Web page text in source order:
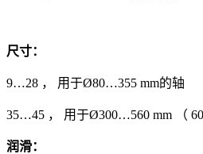
尺寸：
9…28 ， 用于Ø80…355 mm的轴
35…45 ， 用于Ø300…560 mm （
润滑：